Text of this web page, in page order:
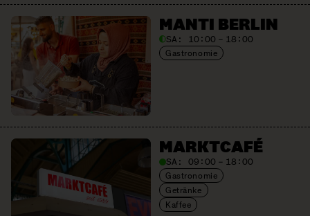
MANTI BERLIN
SA: 10:00 – 18:00
Gastronomie
MARKTCAFÉ
SA:09:00 – 18:00
Gastronomie
Getränke
Kaffee